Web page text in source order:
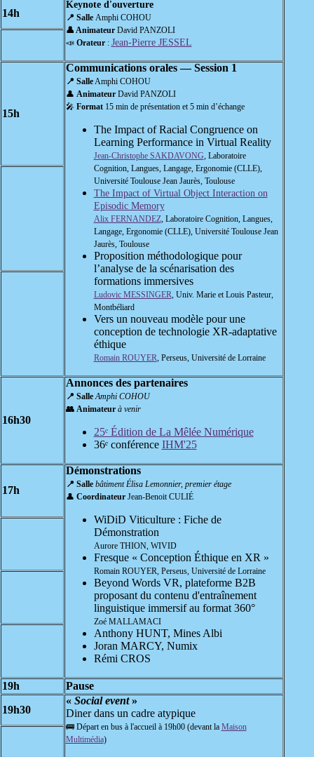
14h
Keynote d'ouverture
📍 Salle Amphi COHOU
👤 Animateur David PANZOLI
📣 Orateur: Jean-Pierre JESSEL
15h
Communications orales — Session 1
📍 SalleAmphi COHOU
👤 AnimateurDavid PANZOLI
🎤 Format15 min de présentation et 5 min d’échange
The Impact of Racial Congruence on
Learning Performance in Virtual Reality
Jean-Christophe SAKDAVONG, Laboratoire
Cognition, Langues, Langage, Ergonomie (CLLE),
Université Toulouse Jean Jaurès, Toulouse
The Impact of Virtual Object Interaction on
Episodic Memory
Alix FERNANDEZ, Laboratoire Cognition, Langues,
Langage, Ergonomie (CLLE), Université Toulouse Jean
Jaurès, Toulouse
Proposition méthodologique pour
l’analyse de la scénarisation des
formations immersives
Ludovic MESSINGER, Univ. Marie et Louis Pasteur,
Montbéliard
Vers un nouveau modèle pour une
conception de technologie XR-adaptative
éthique
Romain ROUYER, Perseus, Université de Lorraine
16h30
Annonces des partenaires
📍 Salle Amphi COHOU
👥 Animateur à venir
25ᵉ Édition de La Mêlée Numérique
36ᵉ conférence IHM'25
17h
Démonstrations
📍 Salle bâtiment Élisa Lemonnier, premier étage
👤 CoordinateurJean-Benoit CULIÉ
WiDiD Viticulture : Fiche de
Démonstration
Aurore THION, WIVID
Fresque « Conception Éthique en XR »
Romain ROUYER, Perseus, Université de Lorraine
Beyond Words VR, plateforme B2B
proposant du contenu d'entraînement
linguistique immersif au format 360°
Zoé MALLAMACI
Anthony HUNT, Mines Albi
Joran MARCY, Numix
Rémi CROS
19h
Pause
19h30
« Social event»
Diner dans un cadre atypique
🚌 Départ en bus à l'accueil à 19h00 (devant la Maison
Multimédia)